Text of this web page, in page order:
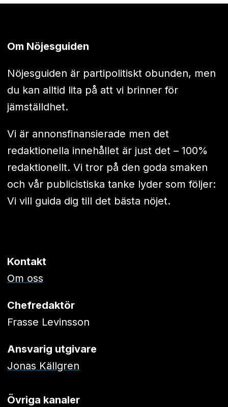
Om Nöjesguiden
Nöjesguiden är partipolitiskt obunden, men
du kan alltid lita på att vi brinner för
jämställdhet.
Vi är annonsfinansierade men det
redaktionella innehållet är just det – 100%
redaktionellt. Vi tror på den goda smaken
och vår publicistiska tanke lyder som följer:
Vi vill guida dig till det bästa nöjet.
Kontakt
Om oss
Chefredaktör
Frasse Levinsson
Ansvarig utgivare
Jonas Källgren
Övriga kanaler